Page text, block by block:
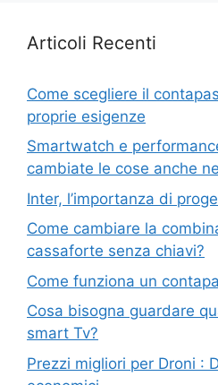
Articoli Recenti
Come scegliere il
proprie esigenze
Smartwatch e
cambiate le cose anche
Inter, l’importanza di
Come cambiare la
cassaforte senza chiavi?
Come funziona un
Cosa bisogna guardare
smart Tv?
Prezzi migliori per Droni :